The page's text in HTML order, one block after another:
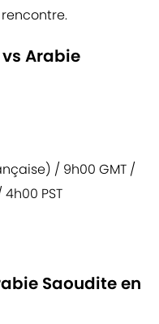
Arabie
/ 9h00 GMT /
4h00 PST
Saoudite en